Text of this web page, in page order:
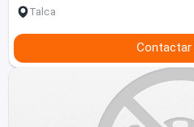
Talca
Contactar